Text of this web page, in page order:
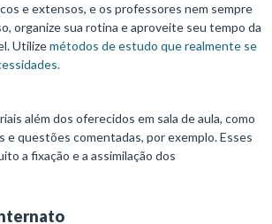
e extensos, e os professores nem sempre
organize sua rotina e aproveite seu tempo da
Utilizemétodos de estudo que realmente se
além dos oferecidos em sala de aula, como
e questões comentadas, por exemplo. Esses
a fixação e a assimilação dos